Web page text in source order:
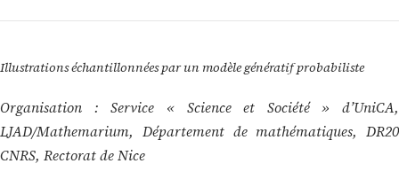
Illustrations échantillonnées par un modèle génératif probabiliste
Organisation : Service « Science et Société » d’UniCA,
LJAD/Mathemarium, Département de mathématiques, DR20
CNRS, Rectorat de Nice